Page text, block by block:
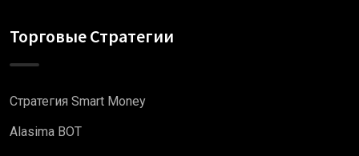
Торговые Стратегии
Стратегия Smart Money
Alasima BOT